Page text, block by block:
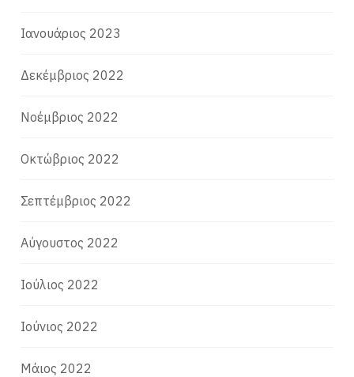
Ιανουάριος 2023
Δεκέμβριος 2022
Νοέμβριος 2022
Οκτώβριος 2022
Σεπτέμβριος 2022
Αύγουστος 2022
Ιούλιος 2022
Ιούνιος 2022
Μάιος 2022